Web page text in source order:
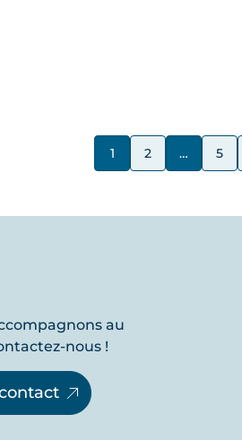
1 2 … 5
au
nous !